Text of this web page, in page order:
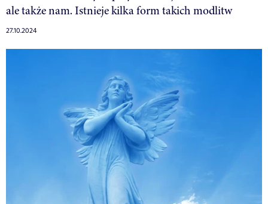
ale także nam. Istnieje kilka form takich modlitw
27.10.2024